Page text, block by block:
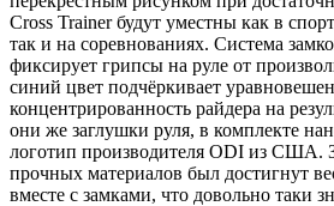
Cross Trainer будут уместны как в
так и на соревнованиях. Система
фиксирует грипсы на руле от
синий цвет подчёркивает
концентрированность райдера на
они же заглушки руля, в комплекте
логотип производителя ODI из США.
прочных материалов был достигнут
вместе с замками, что довольно таки